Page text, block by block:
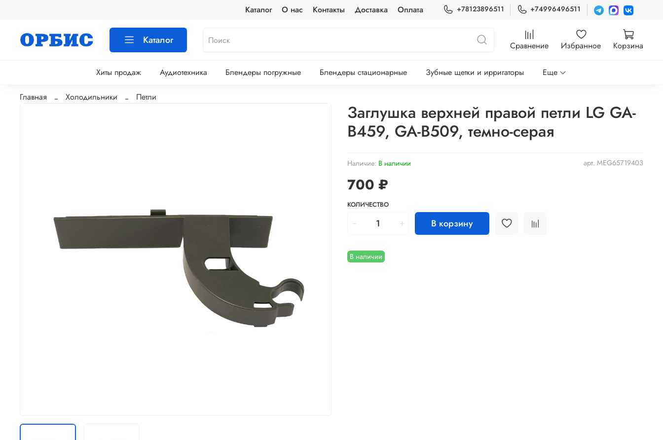
Каталог О нас Контакты Доставка Оплата +78123896511 +74996496511
Каталог Сравнение Избранное Корзина
Хиты продаж Аудиотехника Блендеры погружные Блендеры стационарные Зубные щетки и ирригаторы Еще
Главная Холодильники Петли
арт. MEG65719403
Наличие: В наличии
В наличии
Заглушка верхней правой петли LG GA-
B459, GA-B509, темно-серая
700 ₽
КОЛИЧЕСТВО
В корзину